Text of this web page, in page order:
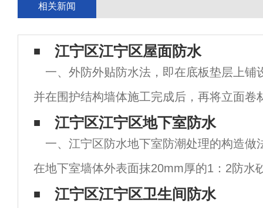
相关新闻
江宁区江宁区屋面防水
一、外防外贴防水法，即在底板垫层上铺
并在围护结构墙体施工完成后，再将立面卷
接铺贴在围护结构的外墙面，然后采取保护
水施工方法。江宁区防水这款地下室防水施
江宁区江宁区地下室防水
一、江宁区防水地下室防潮处理的构造做
在地下室墙体外表面抹20mm厚的1：2防水
体应采用水泥砂浆砌筑，灰缝须饱满；并在
江宁区江宁区卫生间防水